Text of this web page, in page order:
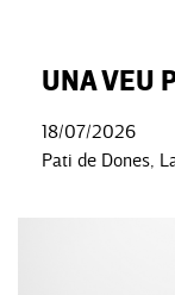
UNA VEU
18/07/2026
Pati de Dones,